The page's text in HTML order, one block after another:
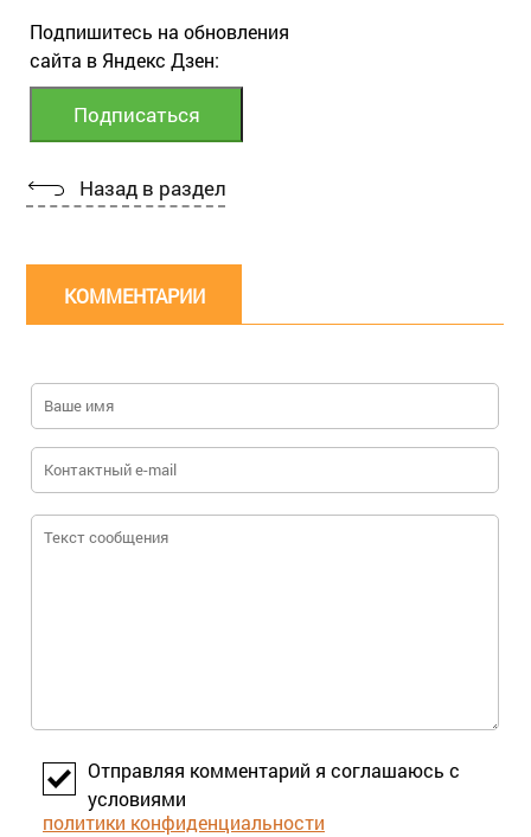
Подпишитесь на обновления
сайта в Яндекс Дзен:
Назад в раздел
КОММЕНТАРИИ
Отправляя комментарий я соглашаюсь с
условиями
политики конфиденциальности